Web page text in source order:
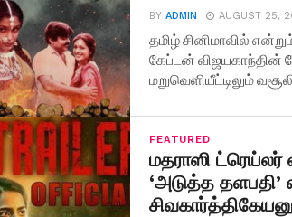
BYADMIN AUGUST 25,
தமிழ் சினிமாவில்
கேப்டன் விஜயகாந்தின்
மறுவெளியீட்டிலும்
FEATURED
மதராஸி ட்ரெய்லர்
‘அடுத்த